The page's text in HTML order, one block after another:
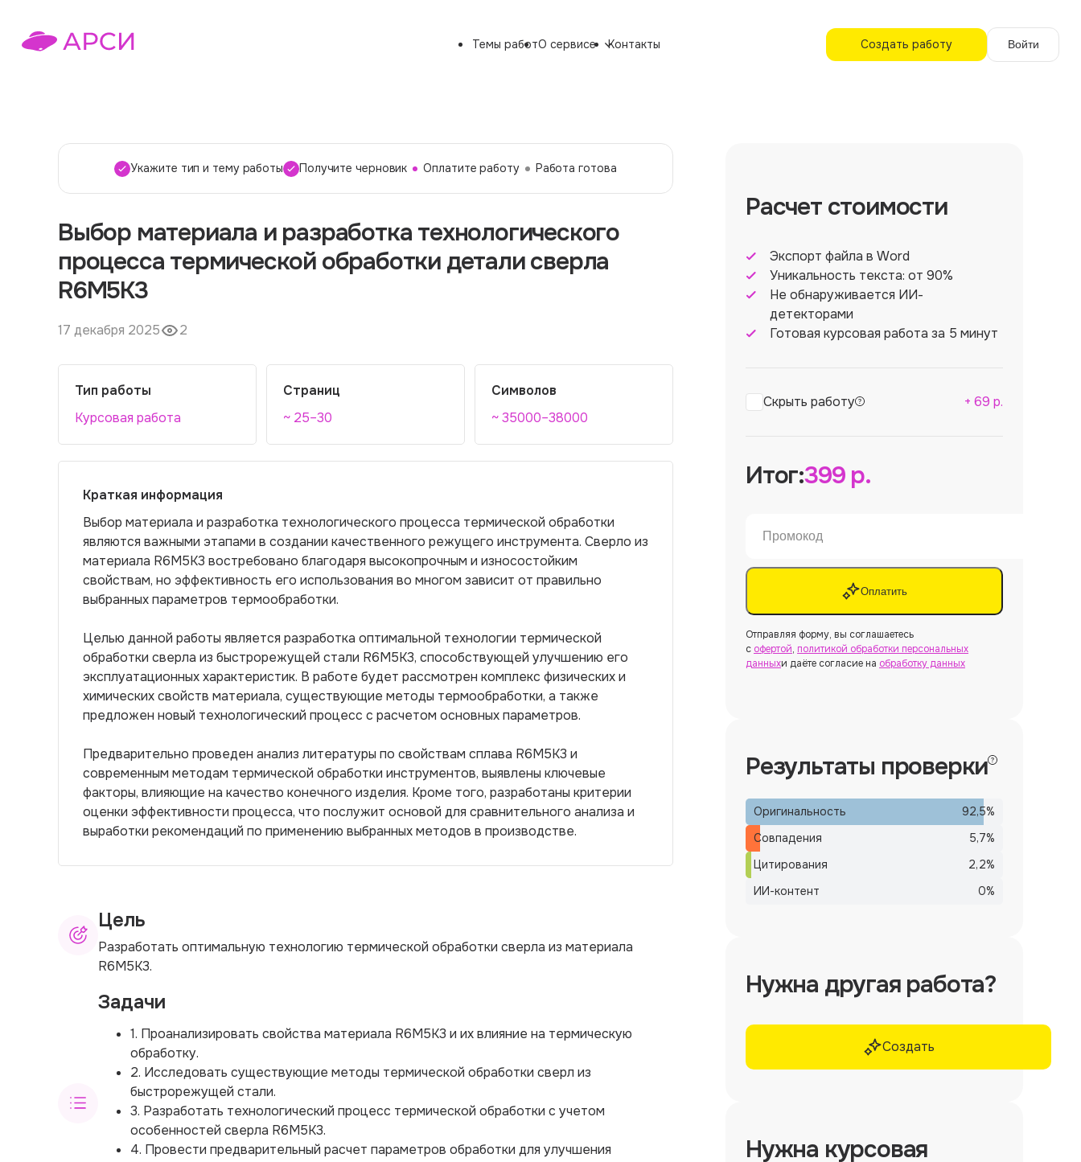
Темы работО сервисе Контакты Создать работу Войти
Укажите тип и тему работы Получите черновик Оплатите работу Работа готова
Выбор материала и разработка технологического
процесса термической обработки детали сверла
R6М5К3
17 декабря 2025 2
Тип работы
Курсовая работа
Страниц
~ 25–30
Символов
~ 35000–38000
Краткая информация
Выбор материала и разработка технологического процесса термической обработки
являются важными этапами в создании качественного режущего инструмента. Сверло из
материала R6М5К3 востребовано благодаря высокопрочным и износостойким
свойствам, но эффективность его использования во многом зависит от правильно
выбранных параметров термообработки.
Целью данной работы является разработка оптимальной технологии термической
обработки сверла из быстрорежущей стали R6М5К3, способствующей улучшению его
эксплуатационных характеристик. В работе будет рассмотрен комплекс физических и
химических свойств материала, существующие методы термообработки, а также
предложен новый технологический процесс с расчетом основных параметров.
Предварительно проведен анализ литературы по свойствам сплава R6М5К3 и
современным методам термической обработки инструментов, выявлены ключевые
факторы, влияющие на качество конечного изделия. Кроме того, разработаны критерии
оценки эффективности процесса, что послужит основой для сравнительного анализа и
выработки рекомендаций по применению выбранных методов в производстве.
Цель
Разработать оптимальную технологию термической обработки сверла из материала
R6М5К3.
Задачи
1. Проанализировать свойства материала R6М5К3 и их влияние на термическую
обработку.
2. Исследовать существующие методы термической обработки сверл из
быстрорежущей стали.
3. Разработать технологический процесс термической обработки с учетом
особенностей сверла R6М5К3.
4. Провести предварительный расчет параметров обработки для улучшения
Расчет стоимости
Экспорт файла в Word
Уникальность текста: от 90%
Не обнаруживается ИИ-
детекторами
Готовая курсовая работа за 5 минут
Скрыть работу + 69 р.
Итог:399р.
Оплатить
Отправляя форму, вы соглашаетесь
с офертой, политикой обработки персональных
данныхи даёте согласие на обработку данных
Результаты проверки
Оригинальность 92,5%
Совпадения
5,7%
Цитирования
2,2%
ИИ-контент
0%
Нужна другая работа?
Создать
Нужна курсовая